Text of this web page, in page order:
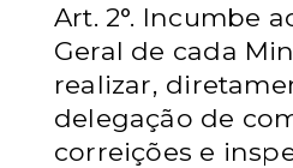
Art. 2°. Incumbe
Geral de cada
realizar,
delegação de
correições e